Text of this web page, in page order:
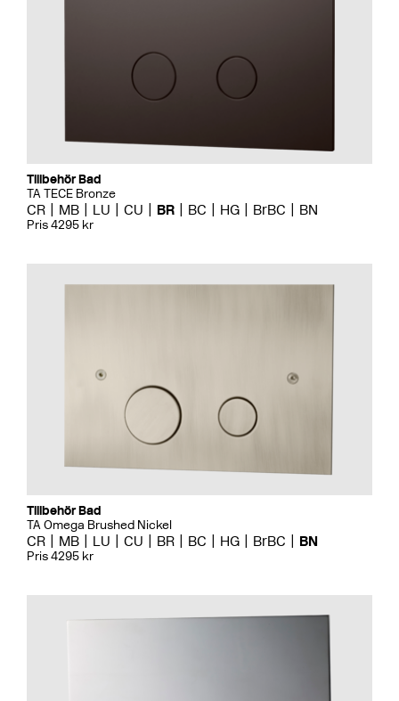
Tillbehör Bad
TA TECE Bronze
CR MB LU CU BR BC HG BrBC BN
Pris 4295 kr
Tillbehör Bad
TA Omega Brushed Nickel
CR MB LU CU BR BC HG BrBC BN
Pris 4295 kr